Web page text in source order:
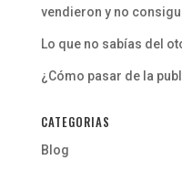
vendieron y no
Lo que no sabías del
¿Cómo pasar de la
CATEGORIAS
Blog